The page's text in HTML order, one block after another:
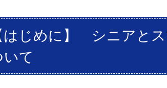
はじめに】 シニアと
いて